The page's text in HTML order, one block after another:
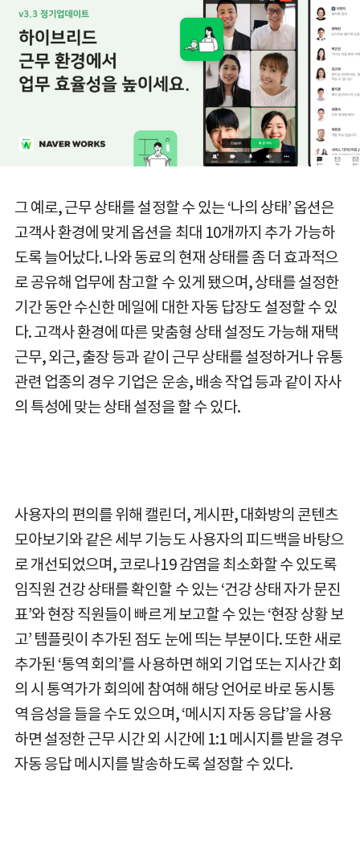
그 예로, 근무 상태를 설정할 수 있는 ‘나의 상태’ 옵션은
고객사 환경에 맞게 옵션을 최대 10개까지 추가 가능하
도록 늘어났다. 나와 동료의 현재 상태를 좀 더 효과적으
로 공유해 업무에 참고할 수 있게 됐으며, 상태를 설정한
기간 동안 수신한 메일에 대한 자동 답장도 설정할 수 있
다. 고객사 환경에 따른 맞춤형 상태 설정도 가능해 재택
근무, 외근, 출장 등과 같이 근무 상태를 설정하거나 유통
관련 업종의 경우 기업은 운송, 배송 작업 등과 같이 자사
의 특성에 맞는 상태 설정을 할 수 있다.
사용자의 편의를 위해 캘린더, 게시판, 대화방의 콘텐츠
모아보기와 같은 세부 기능도 사용자의 피드백을 바탕으
로 개선되었으며, 코로나19 감염을 최소화할 수 있도록
임직원 건강 상태를 확인할 수 있는 ‘건강 상태 자가 문진
표’와 현장 직원들이 빠르게 보고할 수 있는 ‘현장 상황 보
고’ 템플릿이 추가된 점도 눈에 띄는 부분이다. 또한 새로
추가된 ‘통역 회의’를 사용하면 해외 기업 또는 지사간 회
의 시 통역가가 회의에 참여해 해당 언어로 바로 동시통
역 음성을 들을 수도 있으며, ‘메시지 자동 응답’을 사용
하면 설정한 근무 시간 외 시간에 1:1 메시지를 받을 경우
자동 응답 메시지를 발송하도록 설정할 수 있다.